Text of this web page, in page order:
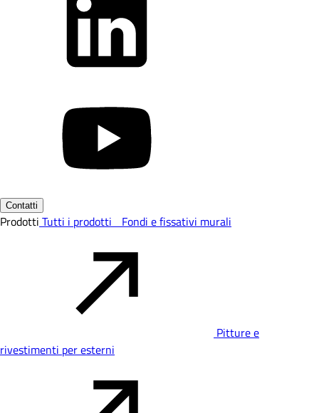
Contatti
Prodotti Tutti i prodotti Fondi e fissativi murali
Pitture e
rivestimenti per esterni